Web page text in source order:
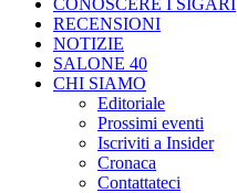
CONOSCERE I SIGARI
RECENSIONI
NOTIZIE
SALONE 40
CHI SIAMO
Editoriale
Prossimi eventi
Iscriviti a Insider
Cronaca
Contattateci